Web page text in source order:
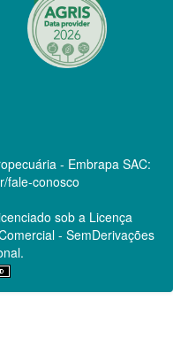
- Embrapa SAC:
fale-conosco
sob a Licença
- SemDerivações